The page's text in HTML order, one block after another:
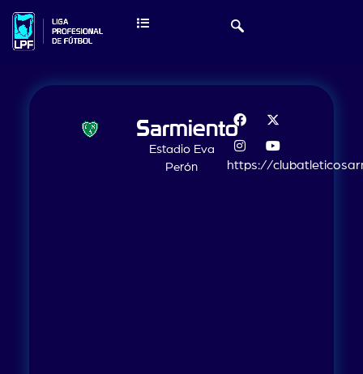
Sarmiento
Estadio Eva
Perón
https://